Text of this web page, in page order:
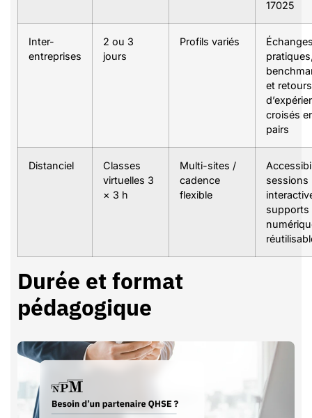
17025
Inter-
entreprises
2 ou 3
jours
Profils variés
et retours
croisés
pairs
Distanciel
Classes
virtuelles 3
× 3 h
Multi-sites /
cadence
flexible
sessions
supports
Durée et format
pédagogique